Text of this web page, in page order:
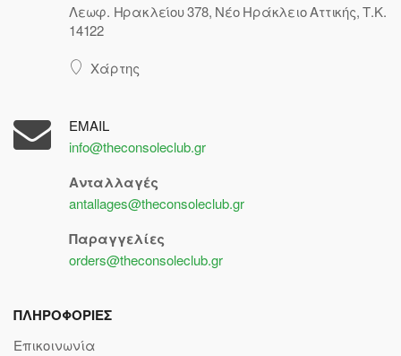
Λεωφ. Ηρακλείου 378, Νέο Ηράκλειο Αττικής, Τ.Κ.
14122
Χάρτης
EMAIL
info@theconsoleclub.gr
Ανταλλαγές
antallages@theconsoleclub.gr
Παραγγελίες
orders@theconsoleclub.gr
ΠΛΗΡΟΦΟΡΙΕΣ
Επικοινωνία